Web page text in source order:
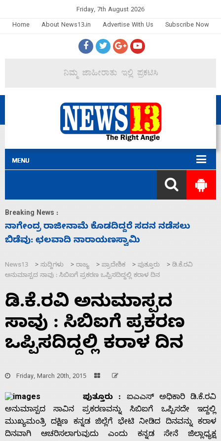
Friday, 7th August 2026
Home
About News13.in Advertise With Us Subscribe Now
Breaking News :
ನಾಗೇಂದ್ರ ರಾಜೀನಾಮೆ ಕೊಡದಿದ್ದರೆ ಸದನ ನಡೆಸಲು
ಬಿಡೆವು: ಛಲವಾದಿ ನಾರಾಯಣಸ್ವಾಮಿ
News13 > ಸುದ್ದಿಗಳು > ರಾಜ್ಯ > ಪ್ರಾದೇಶಿಕ > ಪುತ್ತೂರು > ಡಿ.ಕೆ.ರವಿ
ಅನುಮಾಸ್ಪದ ಸಾವು : ಸಿಬಿಐಗೆ ಪ್ರಕರಣ ಒಪ್ಪಿಸದಿದ್ದಲ್ಲಿ ಕರಾಳ ದಿನ
ಡಿ.ಕೆ.ರವಿ ಅನುಮಾಸ್ಪದ
ಸಾವು : ಸಿಬಿಐಗೆ ಪ್ರಕರಣ
ಒಪ್ಪಿಸದಿದ್ದಲ್ಲಿ ಕರಾಳ ದಿನ
Friday, March 20th, 2015
ಪುತ್ತೂರು : ಐಎಎಸ್ ಅಧಿಕಾರಿ ಡಿ.ಕೆ.ರವಿ
ಅನುಮಾಸ್ಪದ ಸಾವಿನ ಪ್ರಕರಣವನ್ನು ಸಿಬಿಐಗೆ ಒಪ್ಪಿಸದೇ ಇದ್ದಲ್ಲಿ
ಮುಖ್ಯಮಂತ್ರಿ ದಕ್ಷಿಣ ಕನ್ನಡ ಜಿಲ್ಲೆಗೆ ಭೇಟಿ ನೀಡಿದ ದಿನವನ್ನು ಕರಾಳ
ದಿನವಾಗಿ ಆಚರಿಸಲಾಗುವುದು ಎಂದು ಕನ್ನಡ ಸೇನೆ ಜಿಲ್ಲಾಧ್ಯಕ್ಷ